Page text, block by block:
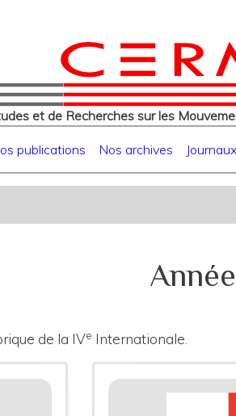
et de Recherches sur les
publications Nos archives
de la IVe Internationale.